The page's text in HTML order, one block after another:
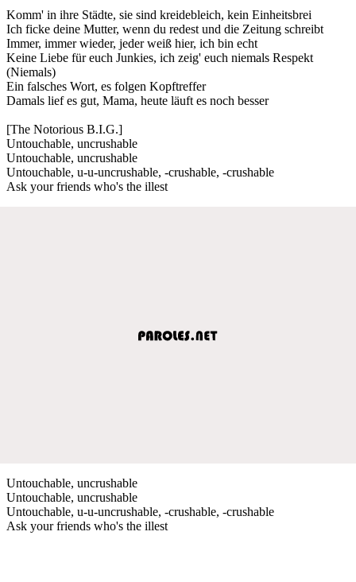
Komm' in ihre Städte, sie sind kreidebleich, kein Einheitsbrei
Ich ficke deine Mutter, wenn du redest und die Zeitung schreibt
Immer, immer wieder, jeder weiß hier, ich bin echt
Keine Liebe für euch Junkies, ich zeig' euch niemals Respekt
(Niemals)
Ein falsches Wort, es folgen Kopftreffer
Damals lief es gut, Mama, heute läuft es noch besser
[The Notorious B.I.G.]
Untouchable, uncrushable
Untouchable, uncrushable
Untouchable, u-u-uncrushable, -crushable, -crushable
Ask your friends who's the illest
Untouchable, uncrushable
Untouchable, uncrushable
Untouchable, u-u-uncrushable, -crushable, -crushable
Ask your friends who's the illest